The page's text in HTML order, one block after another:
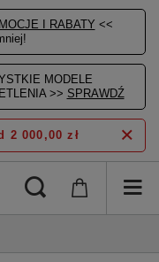
I RABATY <<
MODELE
>> SPRAWDŹ
2 000,00 zł